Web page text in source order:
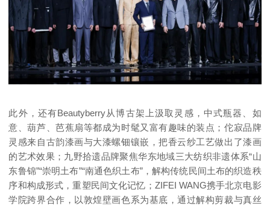
此外，还有Beautyberry从博古架上汲取灵感，中式瓶器、如
意、葫芦、芭蕉扇等都成为时髦又富有趣味的装点；佗寂品牌
灵感来自古韵漆画与大漆螺钿镶嵌，把香云纱工艺做出了漆画
的艺术效果；九野拾遗品牌聚焦华东地域三大纺织非遗体系“山
东鲁锦”“崇明土布”“南通色织土布”，解构传统民间土布的织造秩
序和构成形式，重塑民间文化记忆；ZIFEI WANG携手北京电影
学院跨界合作，以敦煌壁画色系为基底，通过解构剪裁与真丝